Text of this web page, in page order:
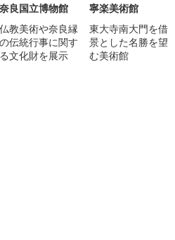
奈良国立博物館
仏教美術や奈良縁
の伝統行事に関す
る文化財を展示
寧楽美術館
東大寺南大門を借
景とした名勝を望
む美術館